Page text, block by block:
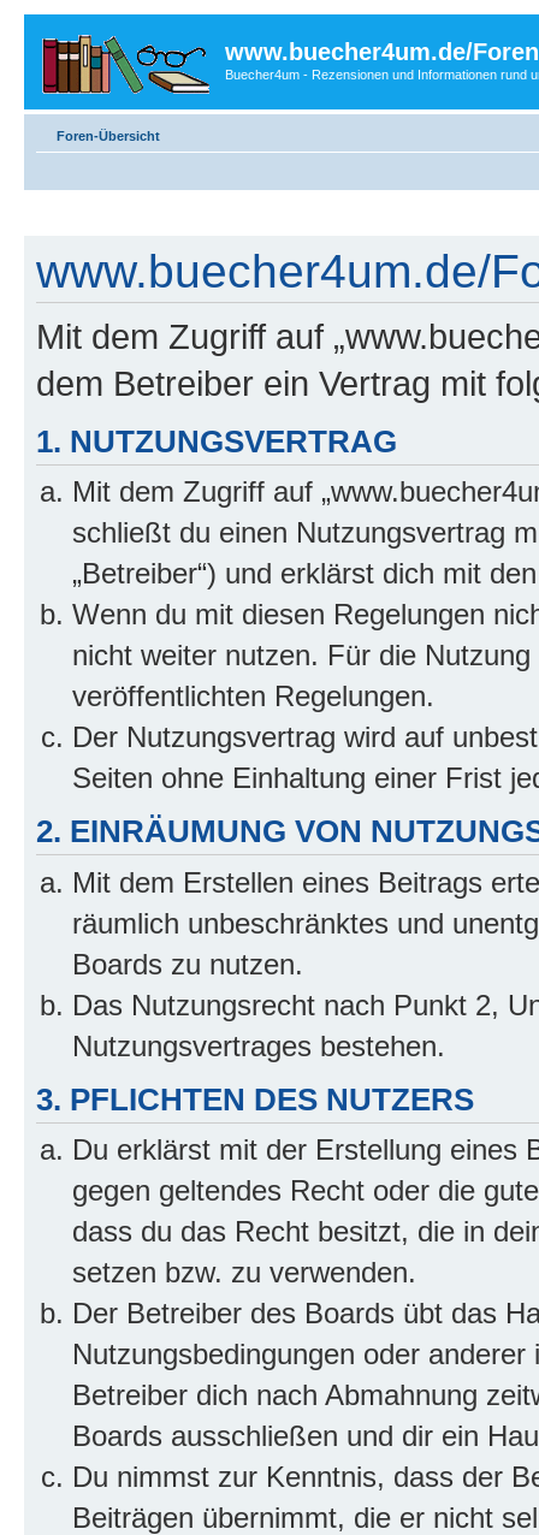
www.buecher4um.de/Foren
Buecher4um - Rezensionen und Informationen rund
Foren-Übersicht
www.buecher4um.de/
Mit dem Zugriff auf
dem Betreiber ein Vertrag mit
1. NUTZUNGSVERTRAG
Mit dem Zugriff auf
schließt du einen Nutzungsvertrag
„Betreiber“) und erklärst dich mit
Wenn du mit diesen Regelungen
nicht weiter nutzen. Für die
veröffentlichten Regelungen.
Der Nutzungsvertrag wird auf
Seiten ohne Einhaltung einer Frist
2. EINRÄUMUNG VON
Mit dem Erstellen eines Beitrags
räumlich unbeschränktes und
Boards zu nutzen.
Das Nutzungsrecht nach Punkt 2,
Nutzungsvertrages bestehen.
3. PFLICHTEN DES NUTZERS
Du erklärst mit der Erstellung eines
gegen geltendes Recht oder die
dass du das Recht besitzt, die in
setzen bzw. zu verwenden.
Der Betreiber des Boards übt das
Nutzungsbedingungen oder
Betreiber dich nach Abmahnung
Boards ausschließen und dir ein
Du nimmst zur Kenntnis, dass der
Beiträgen übernimmt, die er nicht